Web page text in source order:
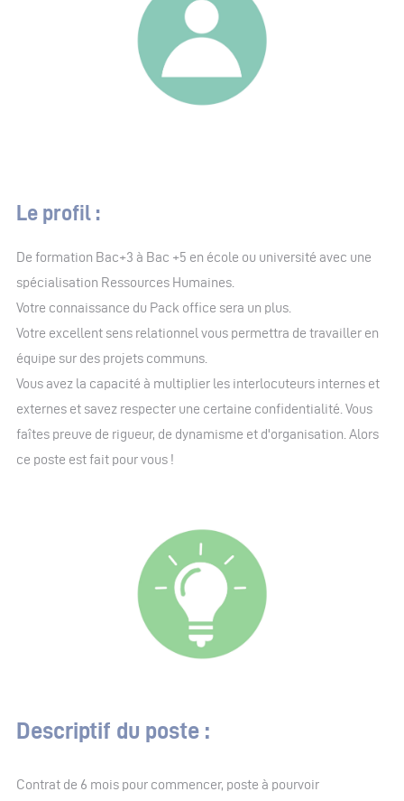
Le profil :
De formation Bac+3 à Bac +5 en école ou université avec une
spécialisation Ressources Humaines.
Votre connaissance du Pack office sera un plus.
Votre excellent sens relationnel vous permettra de travailler en
équipe sur des projets communs.
Vous avez la capacité à multiplier les interlocuteurs internes et
externes et savez respecter une certaine confidentialité. Vous
faîtes preuve de rigueur, de dynamisme et d'organisation. Alors
ce poste est fait pour vous !
Descriptif du poste :
Contrat de 6 mois pour commencer, poste à pourvoir